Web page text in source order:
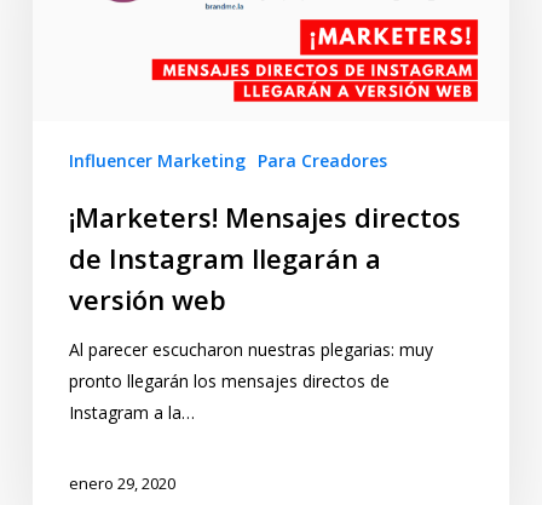
Influencer Marketing Para Creadores
¡Marketers! Mensajes directos
de Instagram llegarán a
versión web
Al parecer escucharon nuestras plegarias: muy
pronto llegarán los mensajes directos de
Instagram a la…
enero 29, 2020